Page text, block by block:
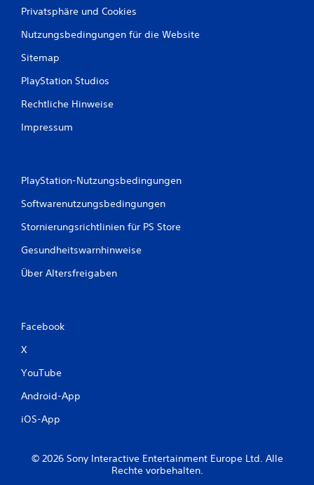
Privatsphäre und Cookies
Nutzungsbedingungen für die Website
Sitemap
PlayStation Studios
Rechtliche Hinweise
Impressum
PlayStation-Nutzungsbedingungen
Softwarenutzungsbedingungen
Stornierungsrichtlinien für PS Store
Gesundheitswarnhinweise
Über Altersfreigaben
Facebook
X
YouTube
Android-App
iOS-App
© 2026 Sony Interactive Entertainment Europe Ltd. Alle
Rechte vorbehalten.